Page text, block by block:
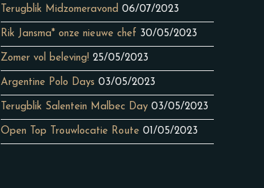
Terugblik Midzomeravond 06/07/2023
Rik Jansma* onze nieuwe chef 30/05/2023
Zomer vol beleving! 25/05/2023
Argentine Polo Days 03/05/2023
Terugblik Salentein Malbec Day 03/05/2023
Open Top Trouwlocatie Route 01/05/2023